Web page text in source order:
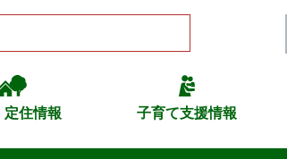
定住情報 子育て支援情報